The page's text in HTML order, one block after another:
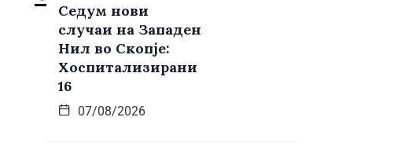
Седум нови
случаи на Западен
Нил во Скопје:
Хоспитализирани
16
07/08/2026